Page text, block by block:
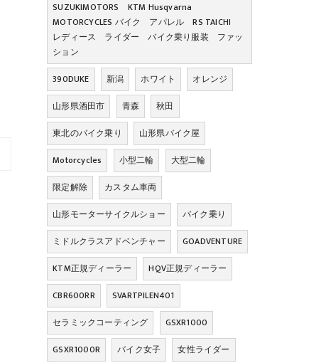
SUZUKIMOTORS KTM Husqvarna
MOTORCYCLES バイク アパレル RS TAICHI
レディース ライダー バイク乗り服装 ファッ
ション
390DUKE
新潟 ホワイト
オレンジ
山形県酒田市
青森
秋田
東北のバイク乗り
山形県バイク屋
Motorcycles
小型二輪
大型二輪
限定解除
カスタム車両
山形モーターサイクルショー
バイク乗り
ミドルクラスアドベンチャー
GOADVENTURE
KTM正規ディーラー
HQV正規ディーラー
CBR600RR
SVARTPILEN401
セラミックコーティング
GSXR1000
GSXR1000R
バイク女子 女性ライダー